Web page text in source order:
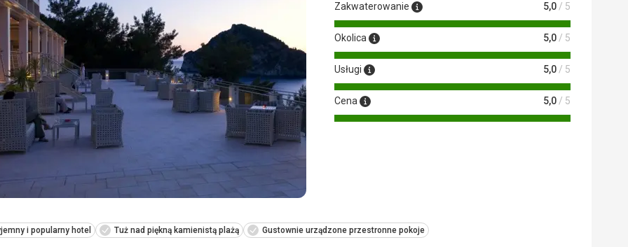
Zakwaterowanie 5,0/ 5
Okolica 5,0/ 5
Usługi 5,0/ 5
Cena 5,0/ 5
i popularny hotel Tuż nad piękną kamienistą plażą Gustownie urządzone przestronne pokoje